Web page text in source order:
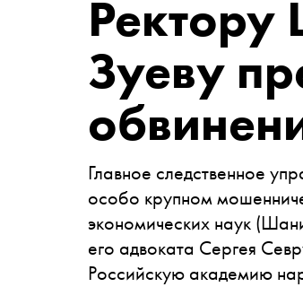
Зуеву
Главное следственное
особо крупном
экономических наук
его адвоката Сергея
Российскую академию